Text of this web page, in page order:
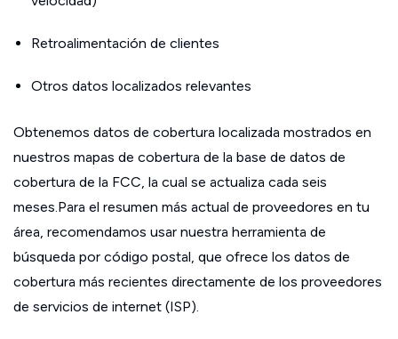
Retroalimentación de clientes
Otros datos localizados relevantes
Obtenemos datos de cobertura localizada mostrados en
nuestros mapas de cobertura de la base de datos de
cobertura de la FCC, la cual se actualiza cada seis
meses.Para el resumen más actual de proveedores en tu
área, recomendamos usar nuestra herramienta de
búsqueda por código postal, que ofrece los datos de
cobertura más recientes directamente de los proveedores
de servicios de internet (ISP).